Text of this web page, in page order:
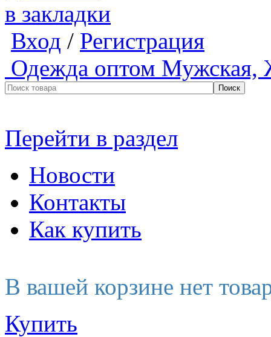
в закладки
Вход / Регистрация
Одежда оптом Мужская,
Перейти в раздел
Новости
Контакты
Как купить
В вашей корзине нет
Купить